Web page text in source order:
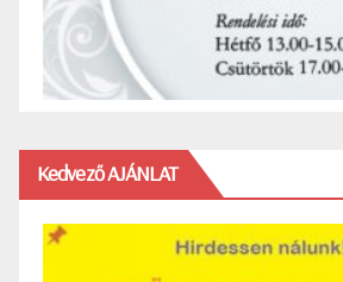
Kedvező AJÁNLAT